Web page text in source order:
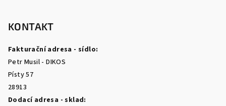
KONTAKT
Fakturační adresa - sídlo:
Petr Musil - DIKOS
Písty 57
28913
Dodací adresa - sklad: